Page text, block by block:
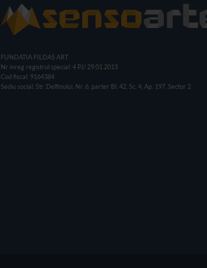
FUNDATIA FILDAS ART
Nr inreg registrul special: 4 PJ/ 29.01.2013
Cod fiscal: 9164384
Sediu social: Str. Delfinului, Nr. 6, parter Bl. 42, Sc. 4, Ap. 197, Sector 2